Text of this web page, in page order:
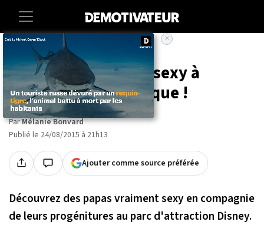
Accueil
20 pères de famille sexy à
Disneyland : on craque !
ParMélanie Bonvard
Publié le 24/08/2015 à 21h13
Ajouter comme source préférée
Découvrez des papas vraiment sexy en compagnie
de leurs progénitures au parc d'attraction Disney.
×